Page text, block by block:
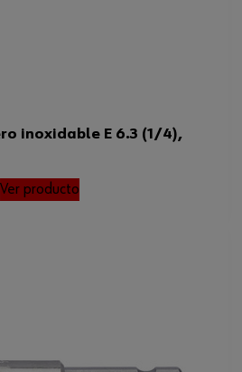
inoxidable E 6.3 (1/4),
Ver producto